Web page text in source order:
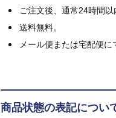
ご注文後、通常24時間以
送料無料。
メール便または宅配便に
商品状態の表記につい